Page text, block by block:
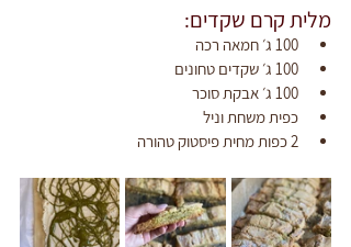
מלית קרם שקדים:
100 ג׳ חמאה רכה
100 ג׳ שקדים טחונים
100 ג׳ אבקת סוכר
כפית משחת וניל
2 כפות מחית פיסטוק טהורה